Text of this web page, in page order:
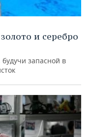
и серебро
запасной в